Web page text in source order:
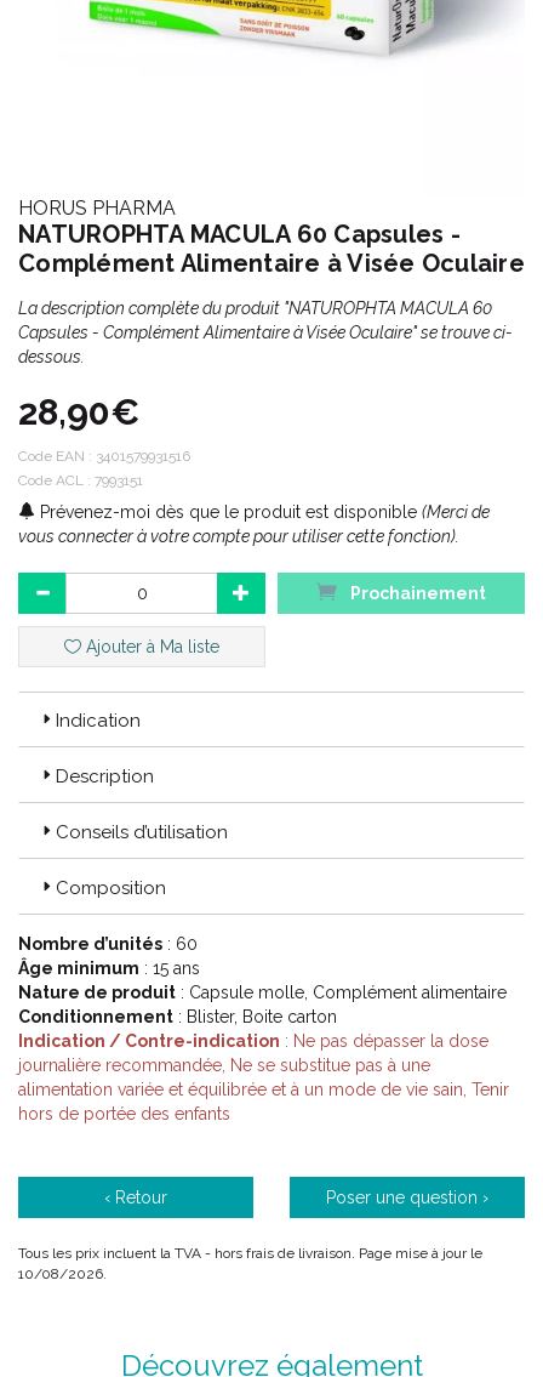
HORUS PHARMA
NATUROPHTA MACULA 60 Capsules -
Complément Alimentaire à Visée Oculaire
La description complète du produit "NATUROPHTA MACULA 60
Capsules - Complément Alimentaire à Visée Oculaire" se trouve ci-
dessous.
28,90€
Code EAN : 3401579931516
Code ACL : 7993151
Prévenez-moi dès que le produit est disponible (Merci de
vous connecter à votre compte pour utiliser cette fonction).
Prochainement
Ajouter à Ma liste
Indication
Description
Conseils d’utilisation
Composition
Nombre d’unités : 60
Âge minimum : 15 ans
Nature de produit : Capsule molle, Complément alimentaire
Conditionnement : Blister, Boite carton
Indication / Contre-indication : Ne pas dépasser la dose
journalière recommandée, Ne se substitue pas à une
alimentation variée et équilibrée et à un mode de vie sain, Tenir
hors de portée des enfants
‹ Retour Poser une question ›
Tous les prix incluent la TVA - hors frais de livraison. Page mise à jour le
10/08/2026.
Découvrez également